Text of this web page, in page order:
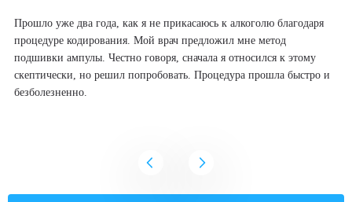
Прошло уже два года, как я не прикасаюсь к алкоголю благодаря
процедуре кодирования. Мой врач предложил мне метод
подшивки ампулы. Честно говоря, сначала я относился к этому
скептически, но решил попробовать. Процедура прошла быстро и
безболезненно.